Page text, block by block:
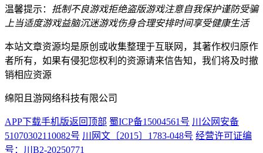
温馨提示： 抵制不良游戏拒绝盗版游戏注意自我保护谨防受骗
上当适度游戏益脑沉迷游戏伤身合理安排时间享受健康生活
本站文章资源均是原创或收集整理于互联网，其著作权归原作
者所有，如果有侵犯您权利的资源请来信告知，我们将及时撤
销相应资源
绵阳且游网络科技有限公司
APP下载手机版返回顶部 蜀ICP备15004561号 川公网安备
51070302110082号 川网文〔2015〕1783-048号 经营许可证编
号：川B2-20250771